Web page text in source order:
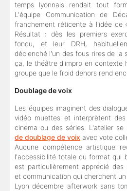
temps lyonnais rendait tout
L'équipe Communication de
franchement réticente à l'idée de
Résultat : dès les premiers
fondu, et leur DRH,
déclenché l'un des fous rires de la
ça, le théâtre d'impro en contexte
groupe que le froid dehors rend
Doublage de voix
Les équipes imaginent des
vidéo muettes et interprètent
cinéma ou des séries. L'atelier se
de doublage de voix avec vote
Aucune compétence artistique
l'accessibilité totale du format qui
est particulièrement apprécié des
et communication qui cherchent
Lyon décembre afterwork sans